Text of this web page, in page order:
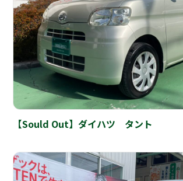
【Sould Out】ダイハツ タント